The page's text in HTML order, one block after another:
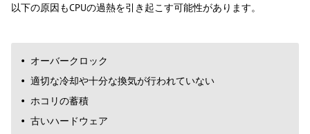
以下の原因もCPUの過熱を引き起こす可能性があります。
オーバークロック
適切な冷却や十分な換気が行われていない
ホコリの蓄積
古いハードウェア